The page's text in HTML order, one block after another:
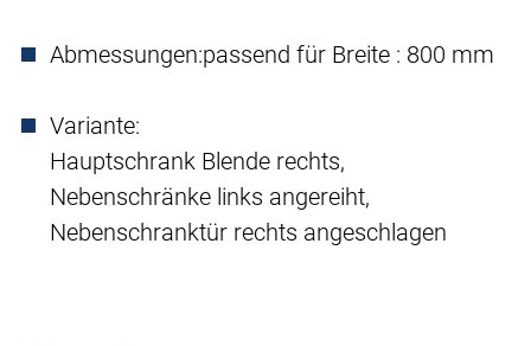
Abmessungen:passend für Breite : 800 mm
Variante:
Hauptschrank Blende rechts,
Nebenschränke links angereiht,
Nebenschranktür rechts angeschlagen